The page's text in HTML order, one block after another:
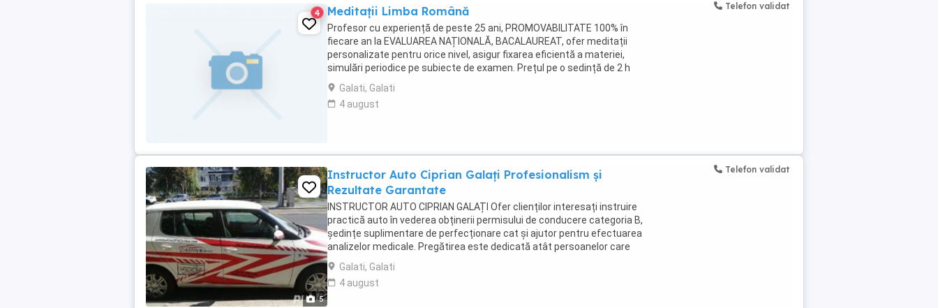
4 Meditații Limba Română
Profesor cu experiență de peste 25 ani, PROMOVABILITATE 100% în
fiecare an la EVALUAREA NAȚIONALĂ, BACALAUREAT, ofer meditații
personalizate pentru orice nivel, asigur fixarea eficientă a materiei,
simulări periodice pe subiecte de examen. Prețul pe o sedință de 2 h
este de 100 lei individual . Rog ...
Galati, Galati
4 august
Telefon validat
5
Instructor Auto Ciprian Galați Profesionalism și
Rezultate Garantate
INSTRUCTOR AUTO CIPRIAN GALAȚI Ofer clienților interesați instruire
practică auto în vederea obținerii permisului de conducere categoria B,
ședințe suplimentare de perfecționare cat și ajutor pentru efectuarea
analizelor medicale. Pregătirea este dedicată atât persoanelor care
doresc sa obțină ...
Galati, Galati
4 august
Telefon validat